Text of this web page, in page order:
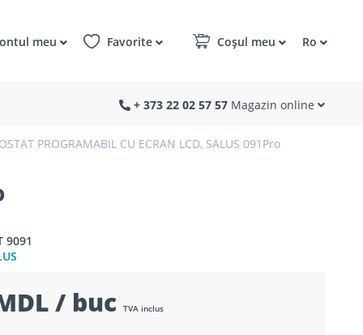
meu Favorite Coșul meu Ro
+ 373 22 02 57 57 Magazin online
PROGRAMABIL CU ECRAN LCD, SALUS 091Pro
9091
/ buc TVA inclus